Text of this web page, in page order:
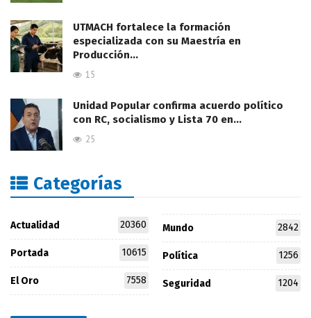
UTMACH fortalece la formación
especializada con su Maestría en
Producción…
15
Unidad Popular confirma acuerdo político
con RC, socialismo y Lista 70 en…
25
Categorías
Actualidad 20360
Portada 10615
El Oro 7558
Mundo 2842
Política 1256
Seguridad 1204